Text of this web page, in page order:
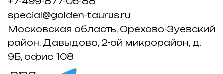
special@golden-taurus.ru
Московская область, Орехово-Зуевский
район, Давыдово, 2-ой микрорайон, д.
9Б, офис 108